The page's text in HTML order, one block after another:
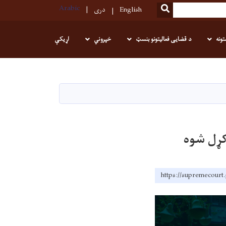
SEARCH
English دری Arabic
د قضایی فعالیتونو بنسټ خپروني اړیکې
شوه
https://